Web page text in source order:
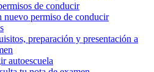
de conducir
nuevo permiso de conducir
preparación y presentación a
autoescuela